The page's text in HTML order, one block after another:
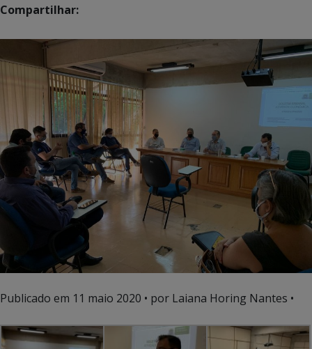
Compartilhar:
Publicado em 11 maio 2020 • por Laiana Horing Nantes •